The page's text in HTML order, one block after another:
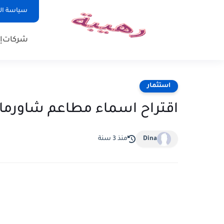
سياسة
شركات
استثمار
اقتراح اسماء مطاعم شاورما
Dina منذ 3 سنة